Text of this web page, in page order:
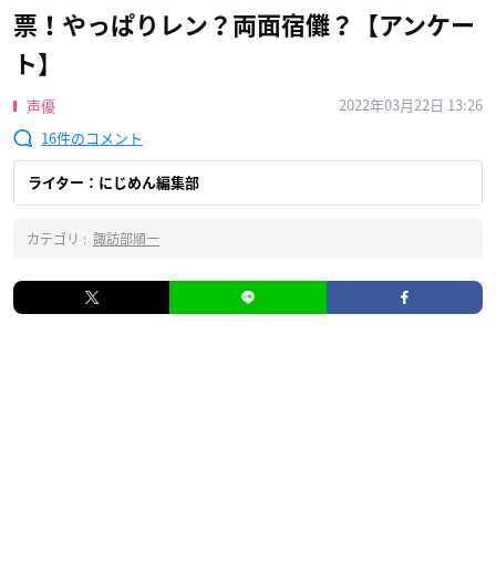
票！やっぱりレン？両面宿儺？【アンケー
ト】
声優
2022年03月22日 13:26
16
ライター：にじめん編集部
カテゴリ : 諏訪部順一